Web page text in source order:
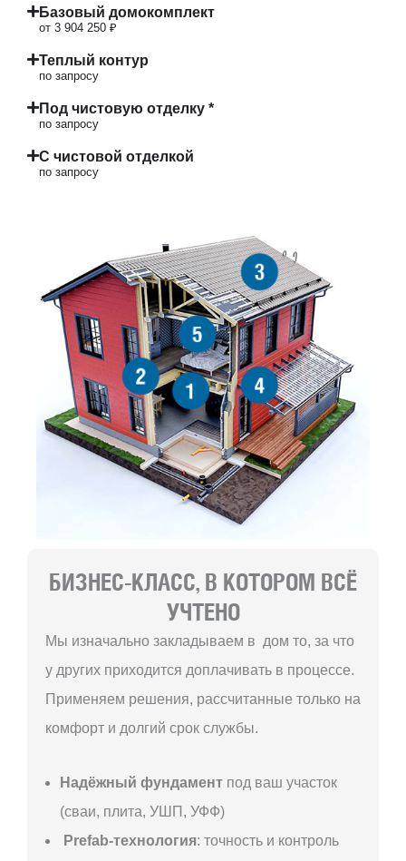
Базовый домокомплект
от 3 904 250 ₽
Теплый контур
по запросу
Под чистовую отделку *
по запросу
С чистовой отделкой
по запросу
1
2
3
4
5
БИЗНЕС-КЛАСС, В КОТОРОМ ВСЁ
УЧТЕНО
Мы изначально закладываем в дом то, за что
у других приходится доплачивать в процессе.
Применяем решения, рассчитанные только на
комфорт и долгий срок службы.
Надёжный фундамент под ваш участок
(сваи, плита, УШП, УФФ)
Prefab-технология: точность и контроль